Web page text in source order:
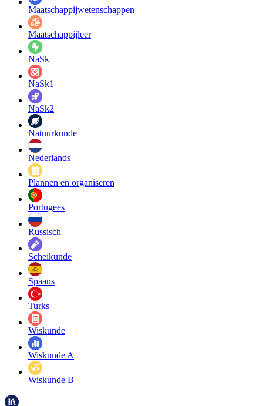
Maatschappij­wetenschappen
Maatschappijleer
NaSk
NaSk1
NaSk2
Natuurkunde
Nederlands
Plannen en organiseren
Portugees
Russisch
Scheikunde
Spaans
Turks
Wiskunde
Wiskunde A
Wiskunde B